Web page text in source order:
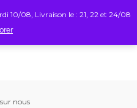
nous
10/08, Livraison le : 21, 22 et 24/08